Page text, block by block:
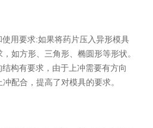
用要求:如果将药片压入异形模具
如方形、三角形、椭圆形等形状。
有要求，由于上冲需要有方向
配合，提高了对模具的要求。